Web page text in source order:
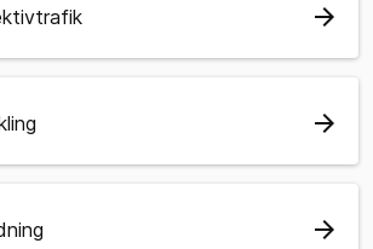
arrow_forward
arrow_forward
arrow_forward